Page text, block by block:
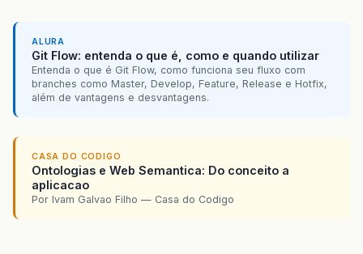
ALURA
Git Flow: entenda o que é, como e quando utilizar
Entenda o que é Git Flow, como funciona seu fluxo com
branches como Master, Develop, Feature, Release e Hotfix,
além de vantagens e desvantagens.
CASA DO CODIGO
Ontologias e Web Semantica: Do conceito a
aplicacao
Por Ivam Galvao Filho — Casa do Codigo